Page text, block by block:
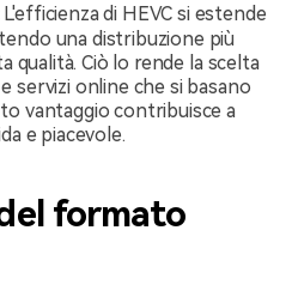
L'efficienza di HEVC si estende
una distribuzione più
qualità. Ciò lo rende la scelta
servizi online che si basano
vantaggio contribuisce a
e piacevole.
formato